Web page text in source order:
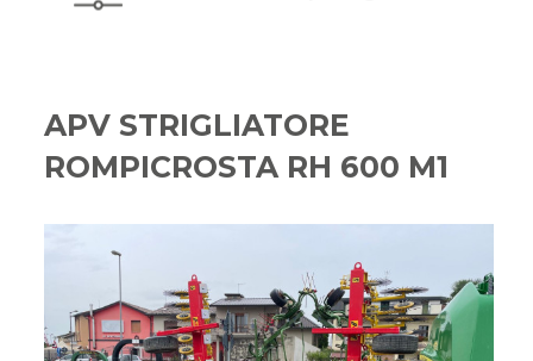
NUOVO
NOSTRO
NOLEGGIO
APV STRIGLIATORE
ROMPICROSTA RH 600 M1
TELESCOPICI
TRINCE